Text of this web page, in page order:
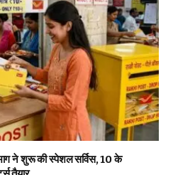
ने शुरू की स्पेशल सर्विस, ₹10 के